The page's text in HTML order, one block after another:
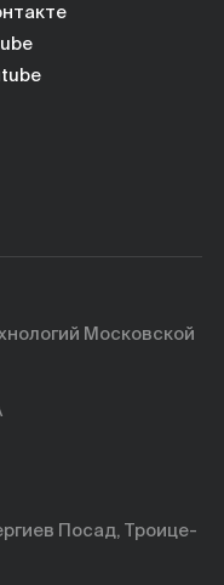
Московской
Посад, Троице-